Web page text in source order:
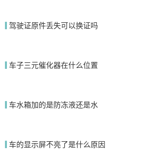
提交
驾驶证原件丢失可以换证吗
车子三元催化器在什么位置
车水箱加的是防冻液还是水
车的显示屏不亮了是什么原因